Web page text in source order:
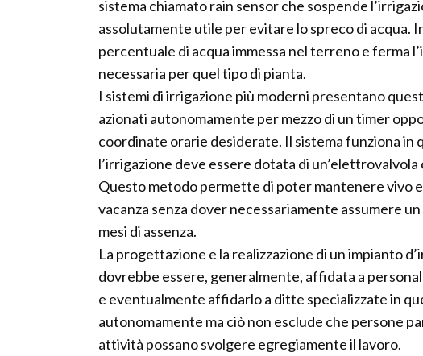
sistema chiamato rain sensor che sospende
assolutamente utile per evitare lo spreco di acqua.
percentuale di acqua immessa nel terreno e ferma
necessaria per quel tipo di pianta.
I sistemi di irrigazione più moderni presentano
azionati autonomamente per mezzo di un timer
coordinate orarie desiderate. Il sistema funziona in
l’irrigazione deve essere dotata di
Questo metodo permette di poter mantenere vivo
vacanza senza dover necessariamente assumere
mesi di assenza.
La progettazione e la realizzazione di un impianto
dovrebbe essere, generalmente, affidata a
e eventualmente affidarlo a ditte specializzate in
autonomamente ma ciò non esclude che persone
attività possano svolgere egregiamente il lavoro.